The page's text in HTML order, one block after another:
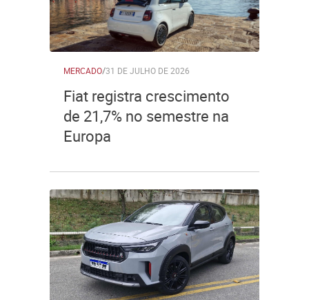
MERCADO/31 DE JULHO DE 2026
Fiat registra crescimento
de 21,7% no semestre na
Europa